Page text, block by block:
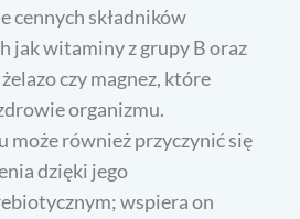
cennych składników
jak witaminy z grupy B oraz
czy magnez, które
organizmu.
może również przyczynić się
dzięki jego
wspiera on